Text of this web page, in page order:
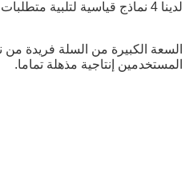
لدينا 4 نماذج قياسية لتلبية متطلبات الإنتاج المختلفة
السعة الكبيرة من السلة فريدة
المستخدمين إنتاجية مذهلة تماما.